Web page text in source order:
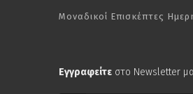
Μοναδικοί Επισκέπτες
Εγγραφείτε στο Newsletter